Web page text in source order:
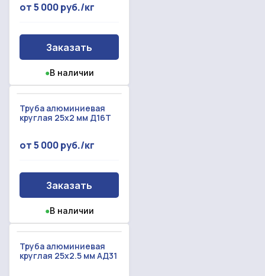
от 5 000 руб./кг
Заказать
●В наличии
Труба алюминиевая
круглая 25х2 мм Д16Т
от 5 000 руб./кг
Заказать
●В наличии
Труба алюминиевая
круглая 25х2.5 мм АД31